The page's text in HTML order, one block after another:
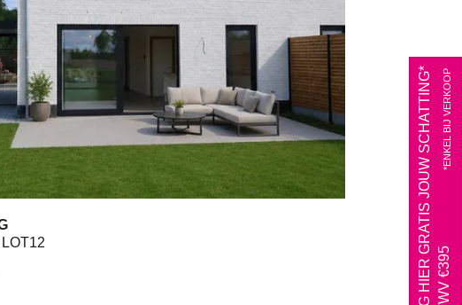
VRAAG HIER GRATIS JOUW SCHATTING**ENKEL BIJ VERKOOP